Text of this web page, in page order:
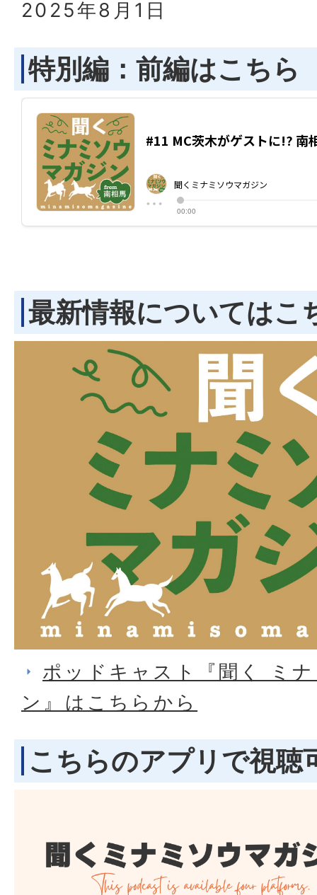
2025年8月1日
特別編：前編はこちら
最新情報についてはこ
ポッドキャスト『聞く ミ
ン』はこちらから
こちらのアプリで視聴